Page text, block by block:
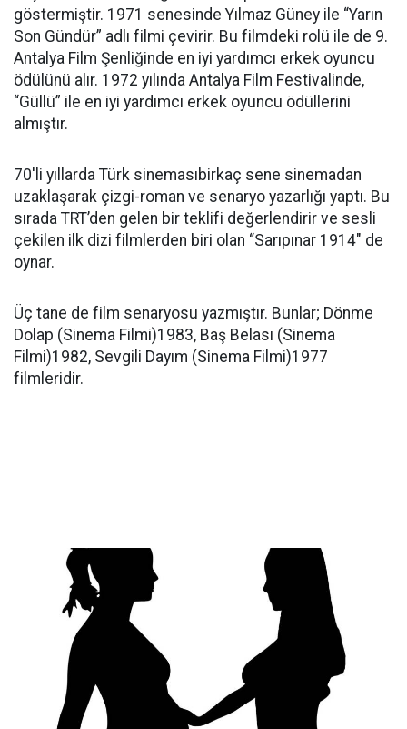
göstermiştir. 1971 senesinde Yılmaz Güney ile “Yarın
Son Gündür” adlı filmi çevirir. Bu filmdeki rolü ile de 9.
Antalya Film Şenliğinde en iyi yardımcı erkek oyuncu
ödülünü alır. 1972 yılında Antalya Film Festivalinde,
“Güllü” ile en iyi yardımcı erkek oyuncu ödüllerini
almıştır.
70′li yıllarda Türk sinemasıbirkaç sene sinemadan
uzaklaşarak çizgi-roman ve senaryo yazarlığı yaptı. Bu
sırada TRT’den gelen bir teklifi değerlendirir ve sesli
çekilen ilk dizi filmlerden biri olan “Sarıpınar 1914″ de
oynar.
Üç tane de film senaryosu yazmıştır. Bunlar; Dönme
Dolap (Sinema Filmi)1983, Baş Belası (Sinema
Filmi)1982, Sevgili Dayım (Sinema Filmi)1977
filmleridir.